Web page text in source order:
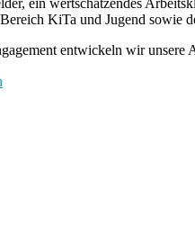
ein wertschätzendes
KiTa und Jugend sowie
entwickeln wir unsere